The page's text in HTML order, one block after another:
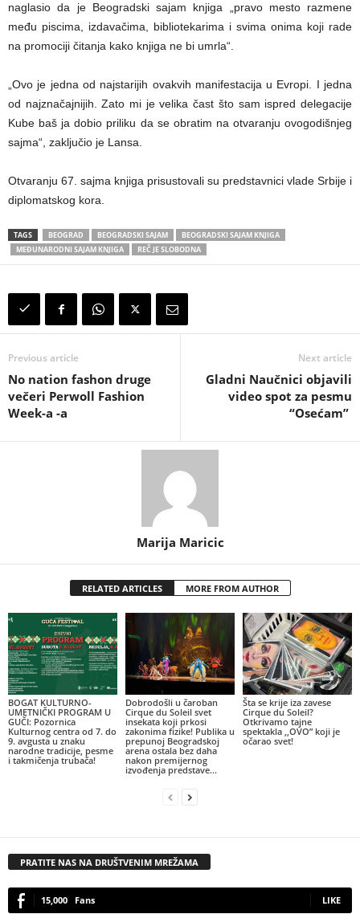
naglasio da je Beogradski sajam knjiga „pravo mesto razmene
među piscima, izdavačima, bibliotekarima i svima onima koji rade
na promociji čitanja kako knjiga ne bi umrla“.
„Ovo je jedna od najstarijih ovakvih manifestacija u Evropi. I jedna
od najznačajnijih. Zato mi je velika čast što sam ispred delegacije
Kube baš ja dobio priliku da se obratim na otvaranju ovogodišnjeg
sajma“, zaključio je Lansa.
Otvaranju 67. sajma knjiga prisustovali su predstavnici vlade Srbije i
diplomatskog kora.
TAGS BEOGRAD BEOGRADSKI SAJAM
BEOGRADSKI SAJAM KNJIGA
MEĐUNARODNI SAJAM KNJIGA
REČ JE SLOBODNA
Previous article
No nation fashon druge
večeri Perwoll Fashion
Week-a -a
Next article
Gladni Naučnici objavili
video spot za pesmu
“Osećam”
Marija Maricic
RELATED ARTICLES MORE FROM AUTHOR
BOGAT KULTURNO-
UMETNIČKI PROGRAM U
GUČI: Pozornica
Kulturnog centra od 7. do
9. avgusta u znaku
narodne tradicije, pesme
i takmičenja trubača!
Dobrodošli u čaroban
Cirque du Soleil svet
insekata koji prkosi
zakonima fizike! Publika u
prepunoj Beogradskoj
arena ostala bez daha
nakon premijernog
izvođenja predstave...
Šta se krije iza zavese
Cirque du Soleil?
Otkrivamo tajne
spektakla ,,OVO” koji je
očarao svet!
PRATITE NAS NA DRUŠTVENIM MREŽAMA
15,000 Fans LIKE